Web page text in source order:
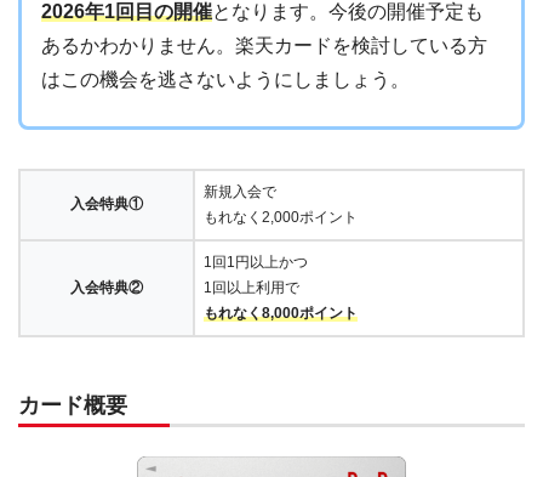
2026年1回目の開催となります。今後の開催予定も
あるかわかりません。楽天カードを検討している方
はこの機会を逃さないようにしましょう。
入会特典①
新規入会で
もれなく2,000ポイント
入会特典②
1回1円以上かつ
1回以上利用で
もれなく8,000ポイント
カード概要